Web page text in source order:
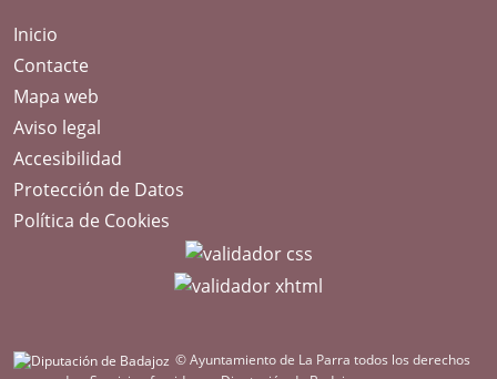
Inicio
Contacte
Mapa web
Aviso legal
Accesibilidad
Protección de Datos
Política de Cookies
© Ayuntamiento de La Parra todos los derechos